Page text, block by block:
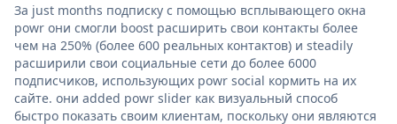
За just months подписку с помощью всплывающего окна
powr они смогли boost расширить свои контакты более
чем на 250% (более 600 реальных контактов) и steadily
расширили свои социальные сети до более 6000
подписчиков, использующих powr social кормить на их
сайте. они added powr slider как визуальный способ
быстро показать своим клиентам, поскольку они являются